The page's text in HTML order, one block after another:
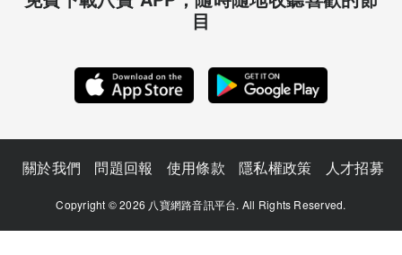
目
關於我們 問題回報 使用條款 隱私權政策 人才招募
Copyright © 2026 八寶網路音訊平台. All Rights Reserved.